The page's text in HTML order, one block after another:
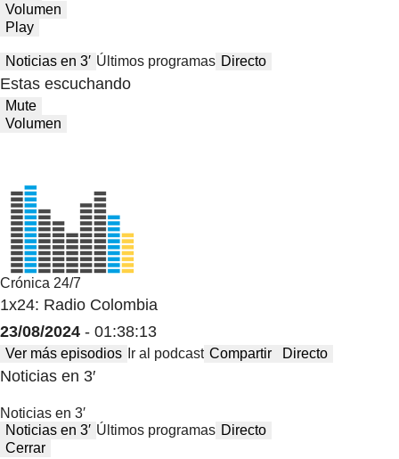
Volumen
Play
Noticias en 3′ Últimos programas Directo
Estas escuchando
Mute
Volumen
Crónica 24/7
1x24: Radio Colombia
23/08/2024 - 01:38:13
Ver más episodios Ir al podcast Compartir Directo
Noticias en 3′
Noticias en 3′
Noticias en 3′ Últimos programas Directo
Cerrar